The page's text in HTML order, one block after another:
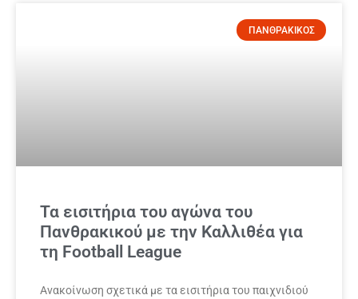
ΠΑΝΘΡΑΚΙΚΟΣ
Τα εισιτήρια του αγώνα του
Πανθρακικού με την Καλλιθέα για
τη Football League
Ανακοίνωση σχετικά με τα εισιτήρια του παιχνιδιού